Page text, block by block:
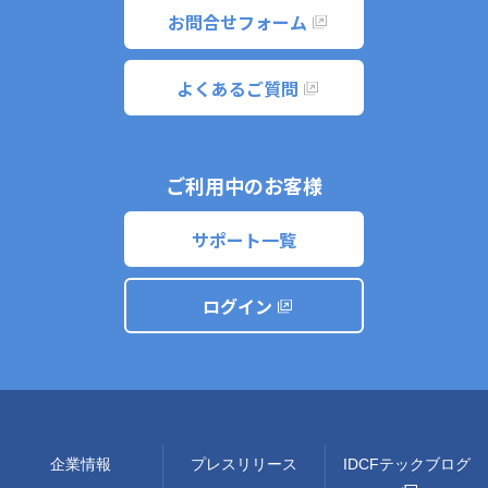
お問合せフォーム
よくあるご質問
ご利用中のお客様
サポート一覧
ログイン
企業情報 プレスリリース IDCFテックブログ